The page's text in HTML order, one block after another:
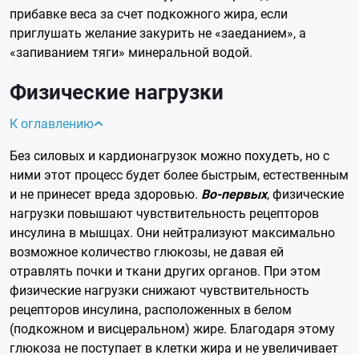
прибавке веса за счет подкожного жира, если
приглушать желание закурить не «заеданием», а
«запиванием тяги» минеральной водой.
Физические нагрузки
К оглавлению
Без силовых и кардионагрузок можно похудеть, но с
ними этот процесс будет более быстрым, естественным
и не принесет вреда здоровью. Во-первых, физические
нагрузки повышают чувствительность рецепторов
инсулина в мышцах. Они нейтрализуют максимально
возможное количество глюкозы, не давая ей
отравлять почки и ткани других органов. При этом
физические нагрузки снижают чувствительность
рецепторов инсулина, расположенных в белом
(подкожном и висцеральном) жире. Благодаря этому
глюкоза не поступает в клетки жира и не увеличивает